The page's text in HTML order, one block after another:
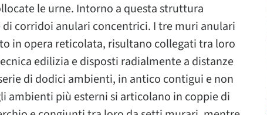
le urne. Intorno a questa struttura
corridoi anulari concentrici. I tre muri anulari
in opera reticolata, risultano collegati tra loro
edilizia e disposti radialmente a distanze
di dodici ambienti, in antico contigui e non
ambienti più esterni si articolano in coppie di